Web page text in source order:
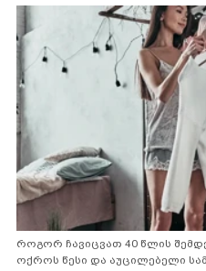
როგორ ჩავიცვათ 40 წლის
ოქროს წესი და აუცილებელი